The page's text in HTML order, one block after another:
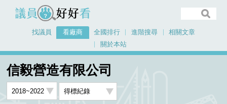
議員好好看
找議員 看廠商 全國排行 進階搜尋
相關文章
關於本站
信毅營造有限公司